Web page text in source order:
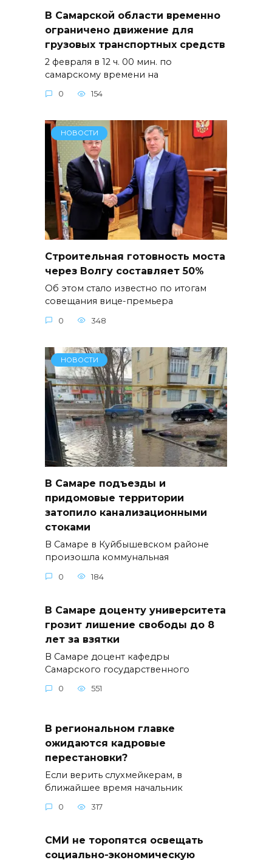
В Самарской области временно
ограничено движение для
грузовых транспортных средств
2 февраля в 12 ч. 00 мин. по
самарскому времени на
0 154
НОВОСТИ
Строительная готовность моста
через Волгу составляет 50%
Об этом стало известно по итогам
совещания вице-премьера
0 348
НОВОСТИ
В Самаре подъезды и
придомовые территории
затопило канализационными
стоками
В Самаре в Куйбышевском районе
произошла коммунальная
0 184
В Самаре доценту университета
грозит лишение свободы до 8
лет за взятки
В Самаре доцент кафедры
Самарского государственного
0 551
В региональном главке
ожидаются кадровые
перестановки?
Если верить слухмейкерам, в
ближайшее время начальник
0 317
СМИ не торопятся освещать
социально-экономическую